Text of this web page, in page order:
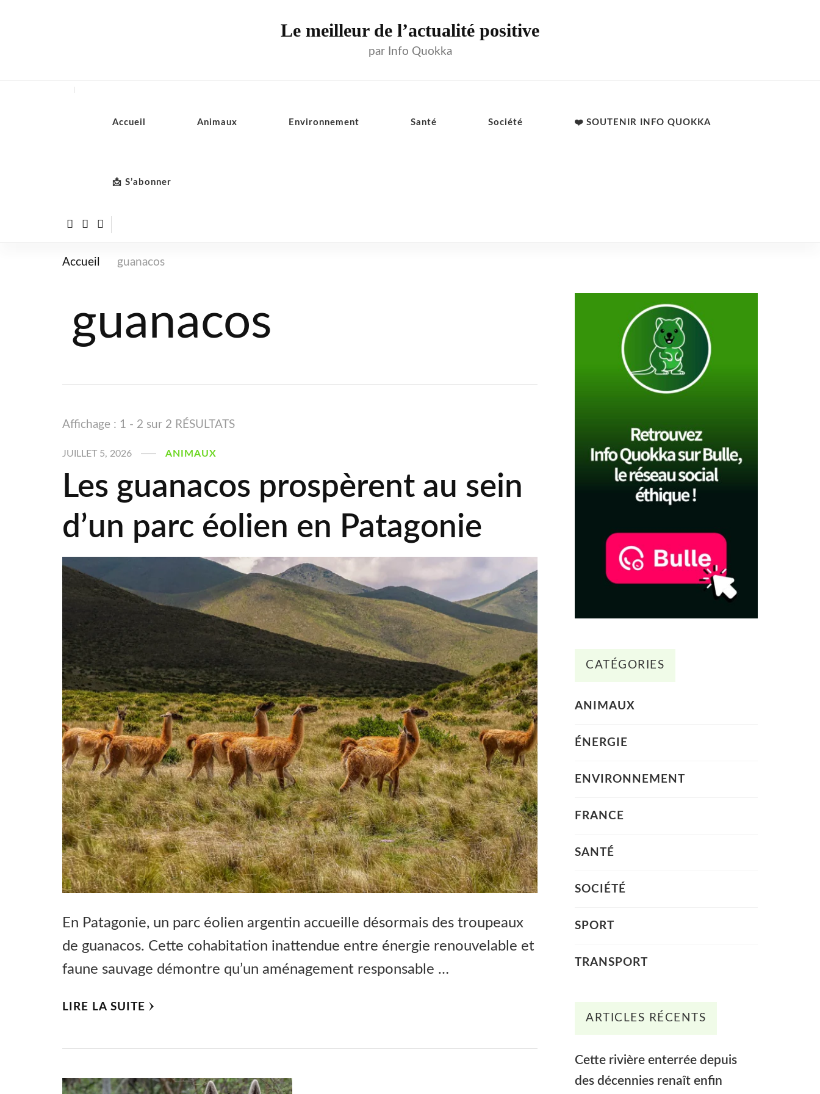
Le meilleur de l’actualité positive
par Info Quokka
Accueil Animaux Environnement Santé Société ❤️ SOUTENIR INFO QUOKKA
📩 S’abonner
Accueil guanacos
guanacos
Affichage : 1 - 2 sur 2 RÉSULTATS
JUILLET 5, 2026 ANIMAUX
Les guanacos prospèrent au sein
d’un parc éolien en Patagonie
En Patagonie, un parc éolien argentin accueille désormais des troupeaux
de guanacos. Cette cohabitation inattendue entre énergie renouvelable et
faune sauvage démontre qu’un aménagement responsable …
LIRE LA SUITE
CATÉGORIES
ANIMAUX
ÉNERGIE
ENVIRONNEMENT
FRANCE
SANTÉ
SOCIÉTÉ
SPORT
TRANSPORT
ARTICLES RÉCENTS
Cette rivière enterrée depuis
des décennies renaît enfin